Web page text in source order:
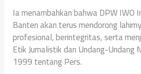
Ia menambahkan bahwa DPW IWO
Banten akan terus mendorong
profesional, berintegritas, serta
Etik Jurnalistik dan Undang-Undang
1999 tentang Pers.